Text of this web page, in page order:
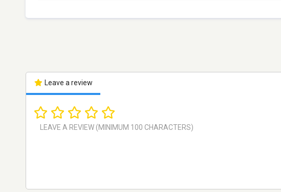
Leave a review